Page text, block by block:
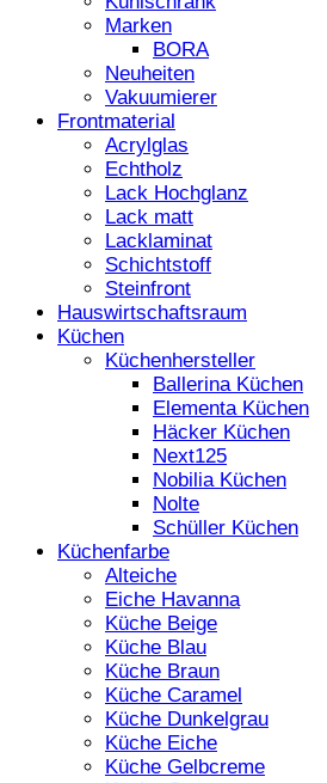
Marken
BORA
Neuheiten
Vakuumierer
Frontmaterial
Acrylglas
Echtholz
Lack Hochglanz
Lack matt
Lacklaminat
Schichtstoff
Steinfront
Hauswirtschaftsraum
Küchen
Küchenhersteller
Ballerina Küchen
Elementa Küchen
Häcker Küchen
Next125
Nobilia Küchen
Nolte
Schüller Küchen
Küchenfarbe
Alteiche
Eiche Havanna
Küche Beige
Küche Blau
Küche Braun
Küche Caramel
Küche Dunkelgrau
Küche Eiche
Küche Gelbcreme